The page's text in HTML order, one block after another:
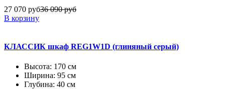
27 070 руб36 090 руб
В корзину
КЛАССИК шкаф REG1W1D (глиняный серый)
Высота: 170 см
Ширина: 95 см
Глубина: 40 см